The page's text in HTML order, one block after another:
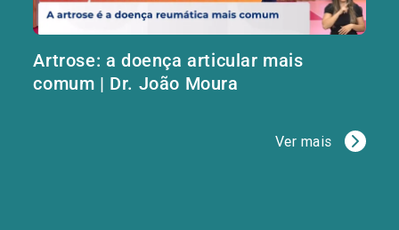
Artrose: a doença articular mais
comum | Dr. João Moura
Ver mais